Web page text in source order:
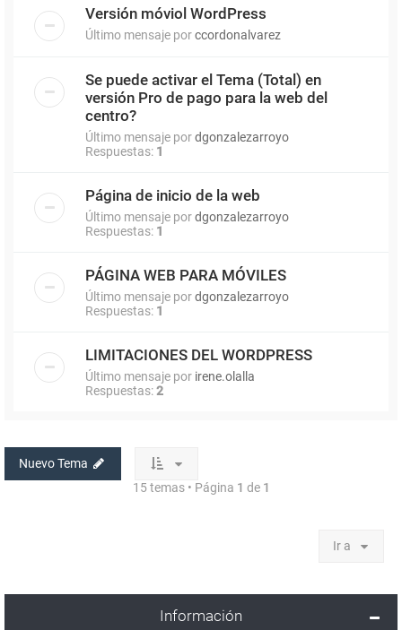
Versión móviol WordPress
Último mensaje porccordonalvarez
Se puede activar el Tema (Total) en
versión Pro de pago para la web del
centro?
Último mensaje pordgonzalezarroyo
Respuestas: 1
Página de inicio de la web
Último mensaje pordgonzalezarroyo
Respuestas: 1
PÁGINA WEB PARA MÓVILES
Último mensaje pordgonzalezarroyo
Respuestas: 1
LIMITACIONES DEL WORDPRESS
Último mensaje por irene.olalla
Respuestas:2
Nuevo Tema
15 temas • Página 1 de 1
Ir a
Información